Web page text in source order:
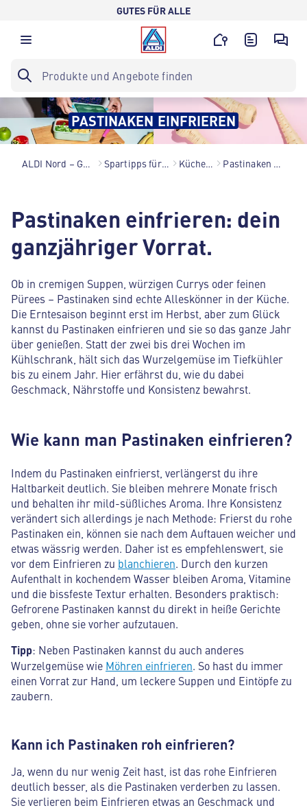
GUTES FÜR ALLE
PASTINAKEN EINFRIEREN
ALDI Nord – Gutes für alle. Spartipps für den Alltag Küchenhacks Pastinaken einfrieren
Pastinaken einfrieren: dein
ganzjähriger Vorrat.
Ob in cremigen Suppen, würzigen Currys oder feinen
Pürees – Pastinaken sind echte Alleskönner in der Küche.
Die Erntesaison beginnt erst im Herbst, aber zum Glück
kannst du Pastinaken einfrieren und sie so das ganze Jahr
über genießen. Statt der zwei bis drei Wochen im
Kühlschrank, hält sich das Wurzelgemüse im Tiefkühler
bis zu einem Jahr. Hier erfährst du, wie du dabei
Geschmack, Nährstoffe und Konsistenz bewahrst.
Wie kann man Pastinaken einfrieren?
Indem du Pastinaken einfrierst, verlängerst du ihre
Haltbarkeit deutlich. Sie bleiben mehrere Monate frisch
und behalten ihr mild-süßliches Aroma. Ihre Konsistenz
verändert sich allerdings je nach Methode: Frierst du rohe
Pastinaken ein, können sie nach dem Auftauen weicher und
etwas wässrig werden. Daher ist es empfehlenswert, sie
vor dem Einfrieren zu blanchieren. Durch den kurzen
Aufenthalt in kochendem Wasser bleiben Aroma, Vitamine
und die bissfeste Textur erhalten. Besonders praktisch:
Gefrorene Pastinaken kannst du direkt in heiße Gerichte
geben, ohne sie vorher aufzutauen.
Tipp: Neben Pastinaken kannst du auch anderes
Wurzelgemüse wie Möhren einfrieren. So hast du immer
einen Vorrat zur Hand, um leckere Suppen und Eintöpfe zu
zaubern.
Kann ich Pastinaken roh einfrieren?
Ja, wenn du nur wenig Zeit hast, ist das rohe Einfrieren
deutlich besser, als die Pastinaken verderben zu lassen.
Sie verlieren beim Einfrieren etwas an Geschmack und